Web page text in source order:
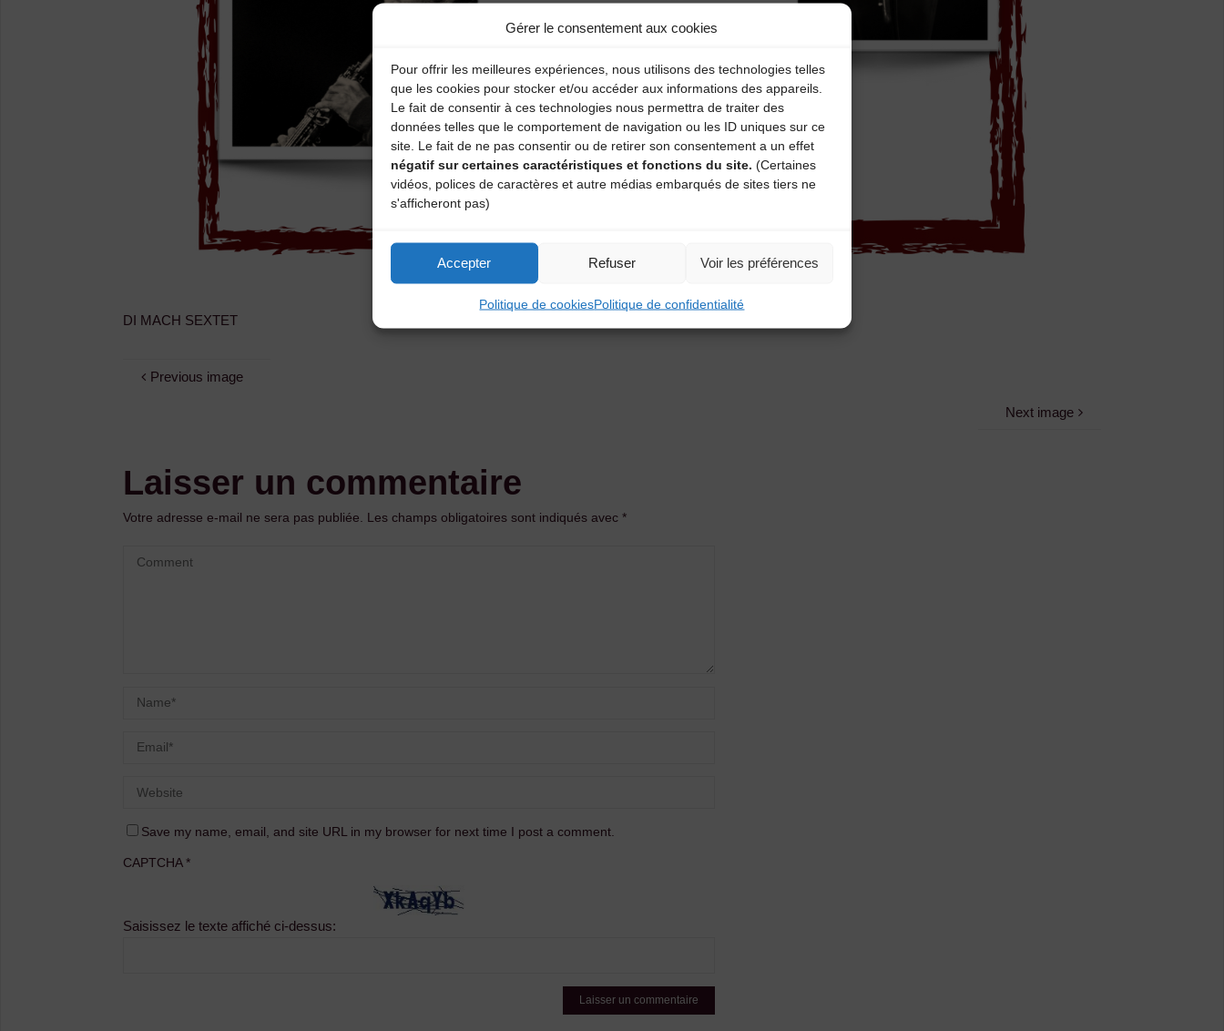
Gérer le consentement aux cookies
Pour offrir les meilleures expériences, nous utilisons des technologies telles
que les cookies pour stocker et/ou accéder aux informations des appareils.
Le fait de consentir à ces technologies nous permettra de traiter des
données telles que le comportement de navigation ou les ID uniques sur ce
site. Le fait de ne pas consentir ou de retirer son consentement a un effet
négatif sur certaines caractéristiques et fonctions du site. (Certaines
vidéos, polices de caractères et autre médias embarqués de sites tiers ne
s'afficheront pas)
Accepter Refuser Voir les préférences
Politique de cookiesPolitique de confidentialité
DI MACH SEXTET
Previous image
Next image
Laisser un commentaire
Votre adresse e-mail ne sera pas publiée. Les champs obligatoires sont indiqués avec*
Save my name, email, and site URL in my browser for next time I post a comment.
CAPTCHA*
Saisissez le texte affiché ci-dessus: